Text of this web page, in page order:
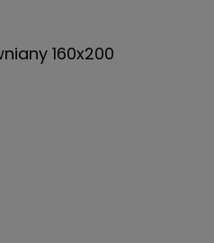
160x200